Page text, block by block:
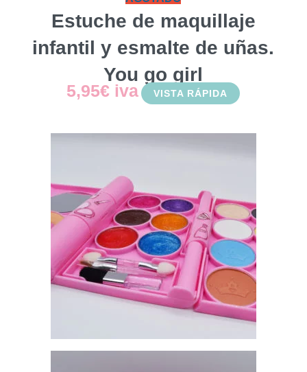
Estuche de maquillaje
infantil y esmalte de uñas.
You go girl
5,95€ iva VISTA RÁPIDA